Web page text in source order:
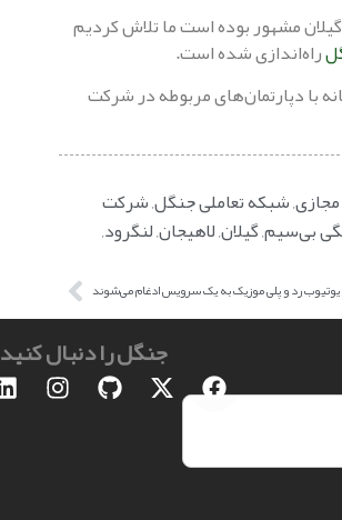
مشهور بوده است ما تلاش کردیم
راه‌اندازی شده است.
با دپارتمان‌های مربوطه در شرکت
,شبکه تعاملی جنگل,شرکت
بی‌سیم,گیلان,لاهیجان,لنگرود,
رد و پلی موزیک به یک سرویس ادغام می‌شوند
جنگل را دنبال کنید